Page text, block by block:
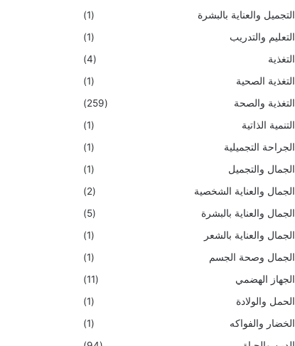
التجميل والعناية بالبشرة
(1)
التعليم والتدريب
(1)
التغذية
(4)
التغذية الصحية
(1)
التغذية والصحة
(259)
التنمية الذاتية
(1)
الجراحة التجميلية
(1)
الجمال والتجميل
(1)
الجمال والعناية الشخصية
(2)
الجمال والعناية بالبشرة
(5)
الجمال والعناية بالشعر
(1)
الجمال وصحة الجسم
(1)
الجهاز الهضمي
(11)
الحمل والولادة
(1)
الخضار والفواكه
(1)